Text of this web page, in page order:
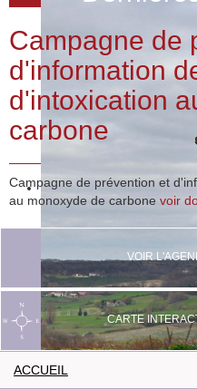
Campagne de
d'information
d'intoxication
carbone
Campagne de prévention et
au monoxyde de carbone voir
VOIR
CARTE
ACCUEIL